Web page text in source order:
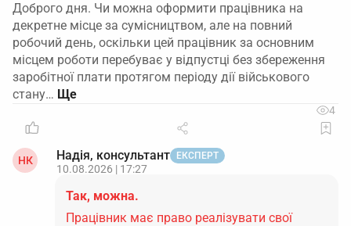
Доброго дня. Чи можна оформити працівника на
декретне місце за сумісництвом, але на повний
робочий день, оскільки цей працівник за основним
місцем роботи перебуває у відпустці без збереження
заробітної плати протягом періоду дії військового
стану…
4
НК Надія, консультант ЕКСПЕРТ
10.08.2026 | 17:27
Так, можна.
Працівник має право реалізувати свої